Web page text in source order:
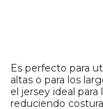
Es perfecto para
altas o para los
el jersey ideal
reduciendo